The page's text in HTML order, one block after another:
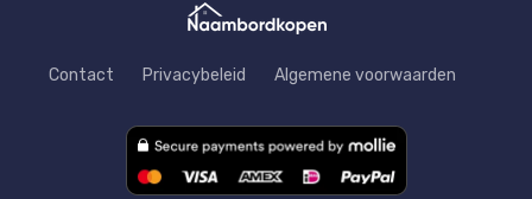
Contact Privacybeleid Algemene voorwaarden